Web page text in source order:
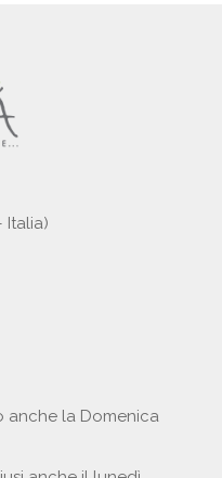
Italia)
anche la Domenica